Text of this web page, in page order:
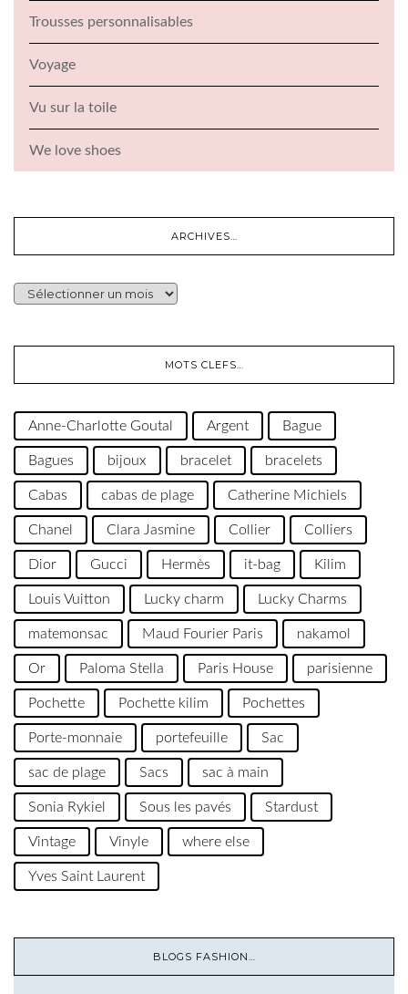
Trousses personnalisables
Voyage
Vu sur la toile
We love shoes
ARCHIVES…
ARCHIVES…
MOTS CLEFS…
Anne-Charlotte Goutal Argent Bague
Bagues bijoux bracelet bracelets
Cabas cabas de plage Catherine Michiels
Chanel Clara Jasmine Collier Colliers
Dior Gucci Hermès it-bag Kilim
Louis Vuitton Lucky charm Lucky Charms
matemonsac Maud Fourier Paris nakamol
Or Paloma Stella Paris House parisienne
Pochette Pochette kilim Pochettes
Porte-monnaie portefeuille Sac
sac de plage Sacs sac à main
Sonia Rykiel Sous les pavés Stardust
Vintage Vinyle where else
Yves Saint Laurent
BLOGS FASHION…